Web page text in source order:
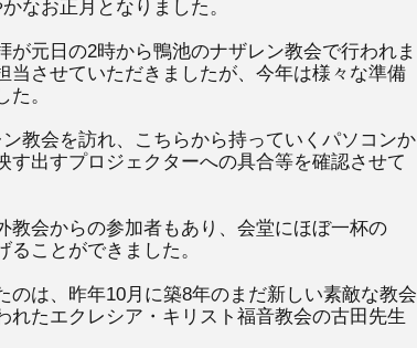
なお正月となりました。
が元日の2時から鴨池のナザレン教会で行われま
当させていただきましたが、今年は様々な準備
。
教会を訪れ、こちらから持っていくパソコンか
す出すプロジェクターへの具合等を確認させて
教会からの参加者もあり、会堂にほぼ一杯の
ことができました。
のは、昨年10月に築8年のまだ新しい素敵な教会
れたエクレシア・キリスト福音教会の古田先生